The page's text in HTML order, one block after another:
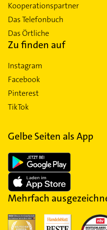
Kooperationspartner
Das Telefonbuch
Das Örtliche
Zu finden auf
Instagram
Facebook
Pinterest
TikTok
Gelbe Seiten als App
Mehrfach